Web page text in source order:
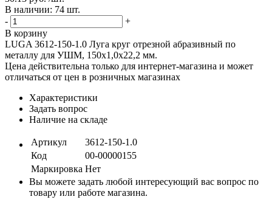
В наличии: 74 шт.
-
+
В корзину
LUGA 3612-150-1.0 Луга круг отрезной абразивный по
металлу для УШМ, 150x1,0x22,2 мм.
Цена действительна только для интернет-магазина и может
отличаться от цен в розничных магазинах
Характеристики
Задать вопрос
Наличие на складе
Артикул
3612-150-1.0
Код
00-00000155
Маркировка Нет
Вы можете задать любой интересующий вас вопрос по
товару или работе магазина.